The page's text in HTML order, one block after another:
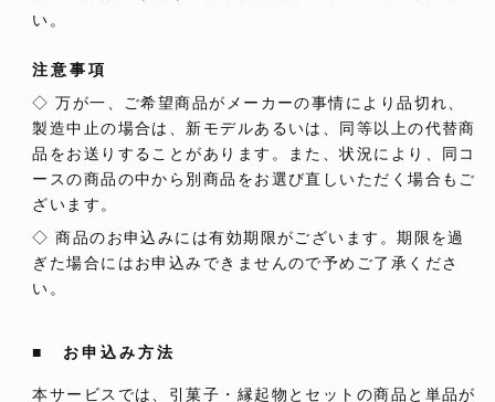
い。
注意事項
◇ 万が一、ご希望商品がメーカーの事情により品切れ、
製造中止の場合は、新モデルあるいは、同等以上の代替商
品をお送りすることがあります。また、状況により、同コ
ースの商品の中から別商品をお選び直しいただく場合もご
ざいます。
◇ 商品のお申込みには有効期限がございます。期限を過
ぎた場合にはお申込みできませんので予めご了承くださ
い。
■ お申込み方法
本サービスでは、引菓子・縁起物とセットの商品と単品が